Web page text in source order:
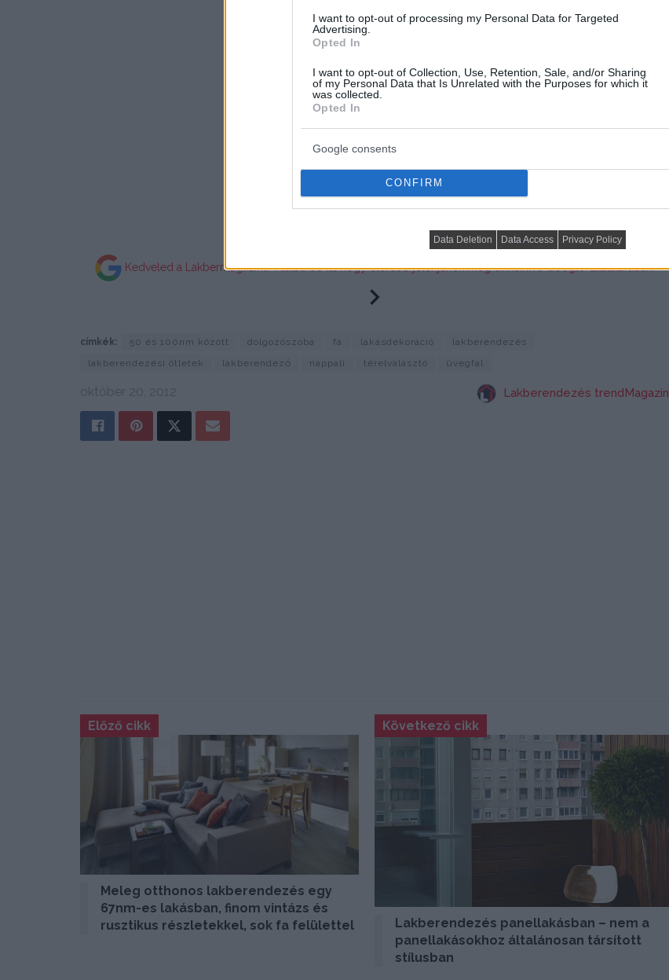
I want to opt-out of processing my Personal Data for Targeted
Advertising.
Opted In
I want to opt-out of Collection, Use, Retention, Sale, and/or Sharing
of my Personal Data that Is Unrelated with the Purposes for which it
was collected.
Opted In
Google consents
CONFIRM
Data Deletion Data Access Privacy Policy
Kedveled a Lakbermagazint? Állítsd be itt, hogy előrébb jelenjenek meg cikkeink a Google-találataidban.
címkék: 50 és 100nm között dolgozószoba fa lakásdekoráció
lakberendezés
lakberendezési ötletek
lakberendező nappali térelválasztó üvegfal
október 20, 2012 Lakberendezés trendMagazin
Előző cikk
Meleg otthonos lakberendezés egy
67nm-es lakásban, finom vintázs és
rusztikus részletekkel, sok fa felülettel
Következő cikk
Lakberendezés panellakásban – nem a
panellakásokhoz általánosan társított
stílusban